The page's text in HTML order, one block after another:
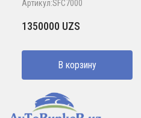
Артикул:SFC7000
1350000 UZS
В корзину